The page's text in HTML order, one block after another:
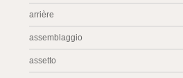
arrière
assemblaggio
assetto